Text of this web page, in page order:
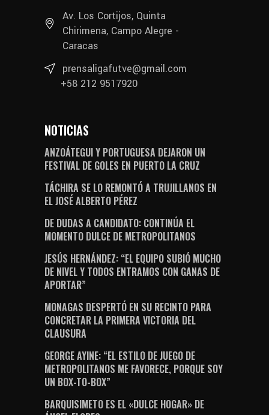
Av. Los Cortijos, Quinta
Chirimena, Campo Alegre -
Caracas
prensaligafutve@gmail.com
+58 212 9517920
NOTICIAS
ANZOÁTEGUI Y PORTUGUESA DEJARON UN
FESTIVAL DE GOLES EN PUERTO LA CRUZ
TÁCHIRA SE LO REMONTÓ A TRUJILLANOS EN
EL JOSÉ ALBERTO PÉREZ
DE DUDAS A CANDIDATO: CONTINÚA EL
MOMENTO DULCE DE METROPOLITANOS
JESÚS HERNÁNDEZ: “EL EQUIPO SUBIÓ MUCHO
DE NIVEL Y TODOS ENTRAMOS CON GANAS DE
APORTAR”
MONAGAS DESPERTÓ EN SU RECINTO PARA
CONCRETAR LA PRIMERA VICTORIA DEL
CLAUSURA
GEORGE AYINE: “EL ESTILO DE JUEGO DE
METROPOLITANOS ME FAVORECE, PORQUE SOY
UN BOX-TO-BOX”
BARQUISIMETO ES EL «DULCE HOGAR» DE